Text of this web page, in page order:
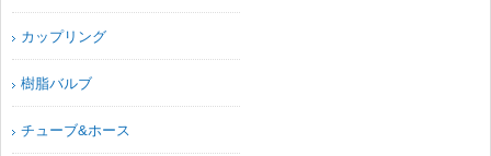
カップリング
樹脂バルブ
チューブ&ホース